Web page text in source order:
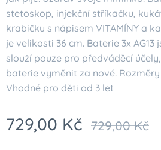
stetoskop, injekční stříkačku,
krabičku s nápisem VITAMÍNY a
je velikosti 36 cm. Baterie 3x
slouží pouze pro předváděcí
baterie vyměnit za nové. Rozměry
Vhodné pro děti od 3 let
729,00 Kč 729,00Kč